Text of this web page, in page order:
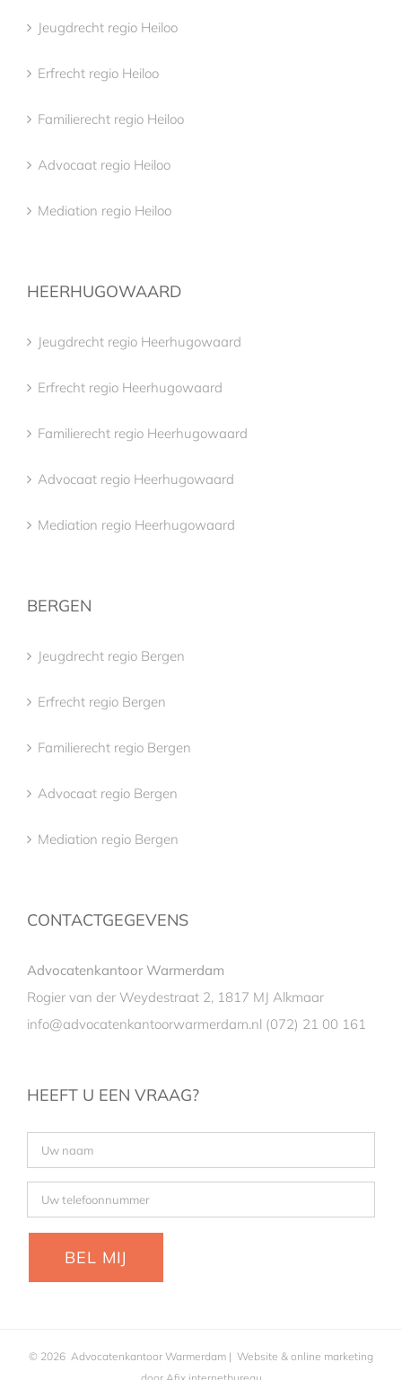
Jeugdrecht regio Heiloo
Erfrecht regio Heiloo
Familierecht regio Heiloo
Advocaat regio Heiloo
Mediation regio Heiloo
HEERHUGOWAARD
Jeugdrecht regio Heerhugowaard
Erfrecht regio Heerhugowaard
Familierecht regio Heerhugowaard
Advocaat regio Heerhugowaard
Mediation regio Heerhugowaard
BERGEN
Jeugdrecht regio Bergen
Erfrecht regio Bergen
Familierecht regio Bergen
Advocaat regio Bergen
Mediation regio Bergen
CONTACTGEGEVENS
Advocatenkantoor Warmerdam
Rogier van der Weydestraat 2, 1817 MJ Alkmaar
info@advocatenkantoorwarmerdam.nl (072) 21 00 161
HEEFT U EEN VRAAG?
© 2026 Advocatenkantoor Warmerdam | Website & online marketing